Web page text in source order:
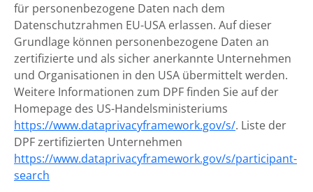
für personenbezogene Daten nach dem
Datenschutzrahmen EU-USA erlassen. Auf dieser
Grundlage können personenbezogene Daten an
zertifizierte und als sicher anerkannte Unternehmen
und Organisationen in den USA übermittelt werden.
Weitere Informationen zum DPF finden Sie auf der
Homepage des US-Handelsministeriums
https://www.dataprivacyframework.gov/s/. Liste der
DPF zertifizierten Unternehmen
https://www.dataprivacyframework.gov/s/participant-
search